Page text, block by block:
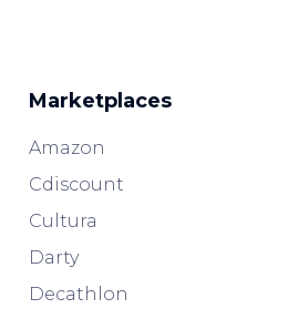
Marketplaces
Amazon
Cdiscount
Cultura
Darty
Decathlon